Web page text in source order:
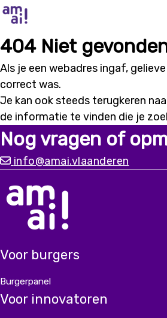
404 Niet
Als je een webadres ingaf,
correct was.
Je kan ook steeds terugkeren
de informatie te vinden die je
Nog vragen of
info@amai.vlaanderen
Voor burgers
Burgerpanel
Voor innovatoren